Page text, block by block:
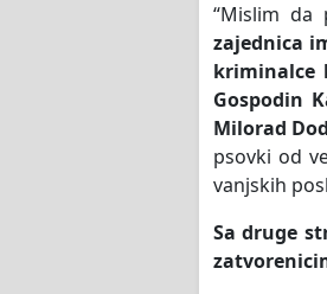
“Mislim da
zajednica
kriminalce
Gospodin
Milorad
psovki od
vanjskih
Sa druge